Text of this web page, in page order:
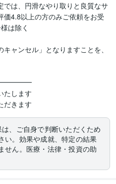
は、円滑なやり取りと良質なサ
価4.8以上の方のみご依頼をお受
は除く
ャンセル」となりますことを、
たします
だきます
、ご自身で判断いただくため
い。効果や成就、特定の結果
せん。医療・法律・投資の助